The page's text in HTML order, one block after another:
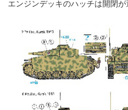
エンジンデッキのハッチは開閉が